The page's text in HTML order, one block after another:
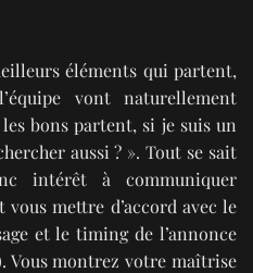
éléments qui partent,
vont naturellement
bons partent, si je suis un
aussi ? ». Tout se sait
intérêt à communiquer
mettre d’accord avec le
et le timing de l’annonce
Vous montrez votre maîtrise